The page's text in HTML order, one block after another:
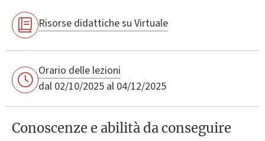
Risorse didattiche su Virtuale
Orario delle lezioni
dal 02/10/2025 al 04/12/2025
Conoscenze e abilità da conseguire